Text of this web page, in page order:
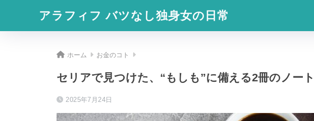
アラフィフ バツなし独身女の日常
ホーム お金のコト
セリアで見つけた、“もしも”に備える2冊のノート
2025年7月24日